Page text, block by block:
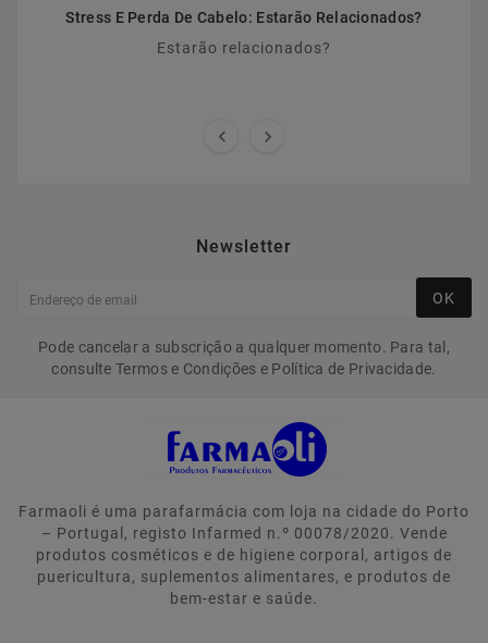
Stress E Perda De Cabelo: Estarão Relacionados?
Estarão relacionados?
 
Newsletter
OK
Pode cancelar a subscrição a qualquer momento. Para tal,
consulte Termos e Condições e Política de Privacidade.
Farmaoli é uma parafarmácia com loja na cidade do Porto
– Portugal, registo Infarmed n.º 00078/2020. Vende
produtos cosméticos e de higiene corporal, artigos de
puericultura, suplementos alimentares, e produtos de
bem-estar e saúde.